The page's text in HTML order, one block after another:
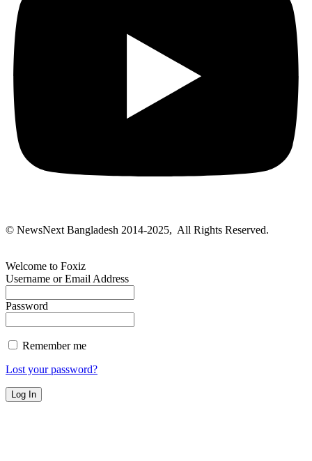
© NewsNext Bangladesh 2014-2025, All Rights Reserved.
Welcome to Foxiz
Username or Email Address
Password
Remember me
Lost your password?